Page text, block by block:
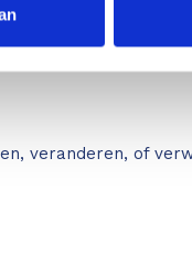
veranderen, of